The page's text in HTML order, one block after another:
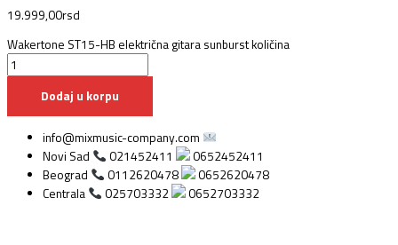
19.999,00rsd
Wakertone ST15-HB električna gitara sunburst količina
Dodaj u korpu
info@mixmusic-company.com
Novi Sad
021452411
0652452411
Beograd
0112620478
0652620478
Centrala
025703332 0652703332